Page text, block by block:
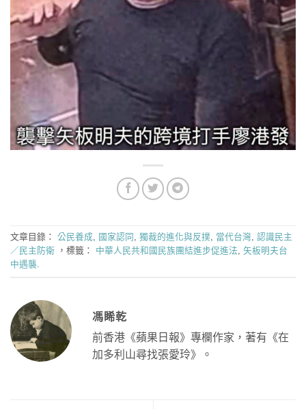
文章目錄： 公民養成, 國家認同 , 獨裁的進化與反撲, 當代台灣, 認識民主
／民主防衛 ，標籤： 中華人民共和國民族團結進步促進法, 矢板明夫台
中遇襲.
馮睎乾
前香港《蘋果日報》專欄作家，著有《在
加多利山尋找張愛玲》。